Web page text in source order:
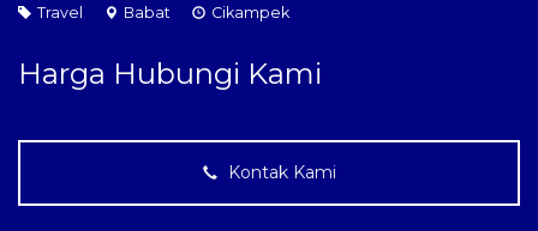
Travel Babat Cikampek
Harga Hubungi Kami
Kontak Kami